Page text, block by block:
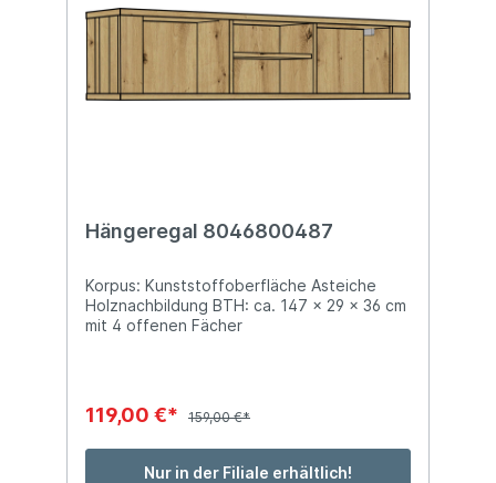
Hängeregal 8046800487
Korpus: Kunststoffoberfläche Asteiche
Holznachbildung BTH: ca. 147 x 29 x 36 cm
mit 4 offenen Fächer
119,00 €* 159,00 €*
Nur in der Filiale erhältlich!